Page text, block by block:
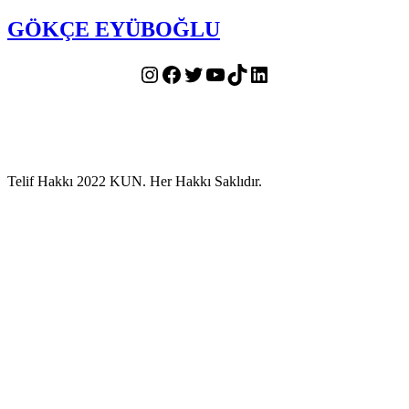
GÖKÇE EYÜBOĞLU
Instagram
Facebook
Twitter
YouTube
TikTokLinkedIn
Telif Hakkı 2022 KUN. Her Hakkı Saklıdır.